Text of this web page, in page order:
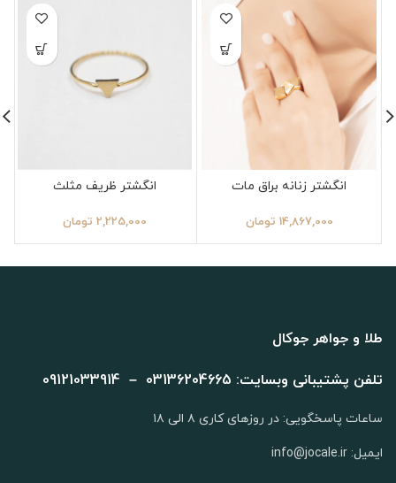
انگشتر زنانه براق مات
14,867,000 تومان
انگشتر ظریف مثلث
2,225,000 تومان
طلا و جواهر جوکال
تلفن پشتیبانی وبسایت: 03136204665 – 09121033914
ساعات پاسخگویی: در روزهای کاری ۸ الی ۱۸
ایمیل: info@jocale.ir